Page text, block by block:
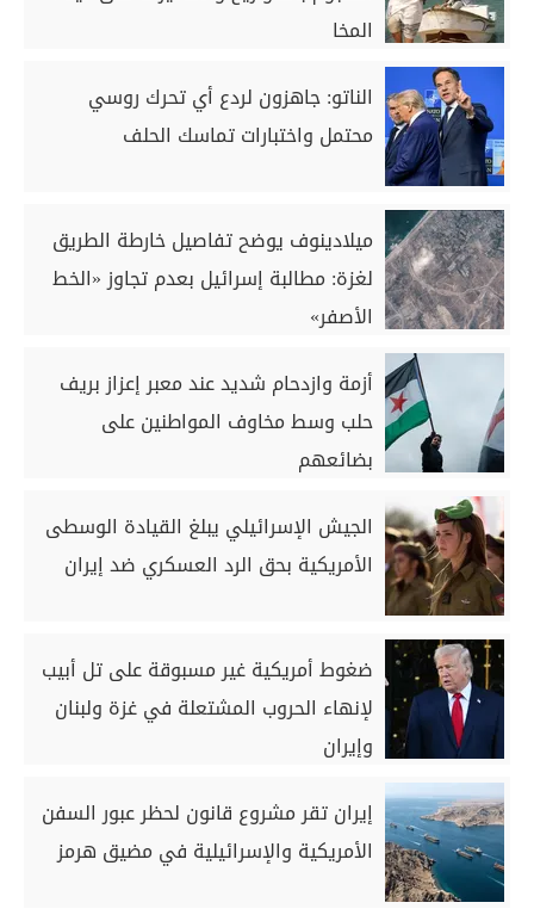
المخا
الناتو: جاهزون لردع أي تحرك روسي
محتمل واختبارات تماسك الحلف
ميلادينوف يوضح تفاصيل خارطة الطريق
لغزة: مطالبة إسرائيل بعدم تجاوز «الخط
الأصفر»
أزمة وازدحام شديد عند معبر إعزاز بريف
حلب وسط مخاوف المواطنين على
بضائعهم
الجيش الإسرائيلي يبلغ القيادة الوسطى
الأمريكية بحق الرد العسكري ضد إيران
ضغوط أمريكية غير مسبوقة على تل أبيب
لإنهاء الحروب المشتعلة في غزة ولبنان
وإيران
إيران تقر مشروع قانون لحظر عبور السفن
الأمريكية والإسرائيلية في مضيق هرمز